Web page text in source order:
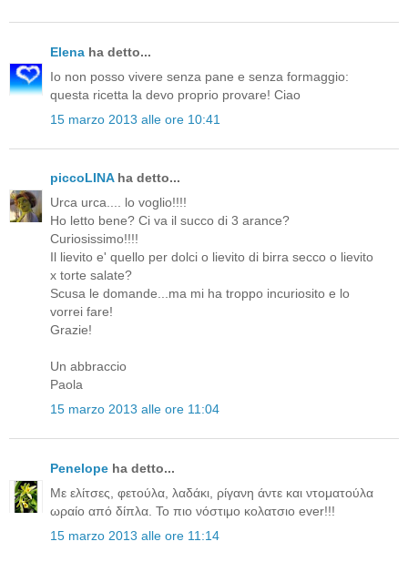
Elena ha detto...
Io non posso vivere senza pane e senza formaggio:
questa ricetta la devo proprio provare! Ciao
15 marzo 2013 alle ore 10:41
piccoLINAha detto...
Urca urca.... lo voglio!!!!
Ho letto bene? Ci va il succo di 3 arance?
Curiosissimo!!!!
Il lievito e' quello per dolci o lievito di birra secco o lievito
x torte salate?
Scusa le domande...ma mi ha troppo incuriosito e lo
vorrei fare!
Grazie!
Un abbraccio
Paola
15 marzo 2013 alle ore 11:04
Penelope ha detto...
Με ελίτσες, φετούλα, λαδάκι, ρίγανη άντε και ντοματούλα
ωραίο από δίπλα. Το πιο νόστιμο κολατσιο ever!!!
15 marzo 2013 alle ore 11:14